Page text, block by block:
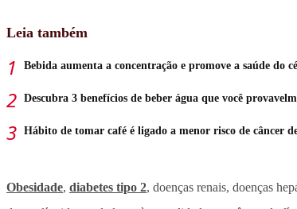
Leia também
Bebida aumenta a concentração e promove a saúde do
Descubra 3 benefícios de beber água que você
Hábito de tomar café é ligado a menor risco de câncer
Obesidade, diabetes tipo 2, doenças renais, doenças